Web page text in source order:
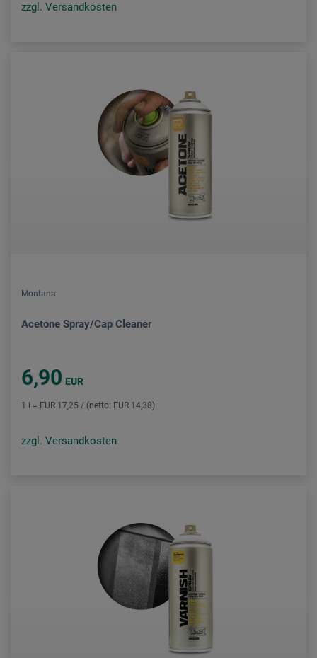
zzgl. Versandkosten
Montana
Acetone Spray/Cap Cleaner
6,90 EUR
1 l = EUR 17,25 / (netto: EUR 14,38)
zzgl. Versandkosten